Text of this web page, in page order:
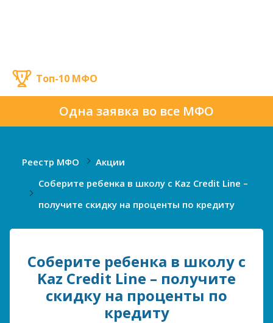
Одна заявка во все МФО
Топ-10 МФО
Реестр МФО
Акции
Соберите ребенка в школу с Kaz Credit Line –
получите скидку на проценты по кредиту
Соберите ребенка в школу с
Kaz Credit Line – получите
скидку на проценты по
кредиту